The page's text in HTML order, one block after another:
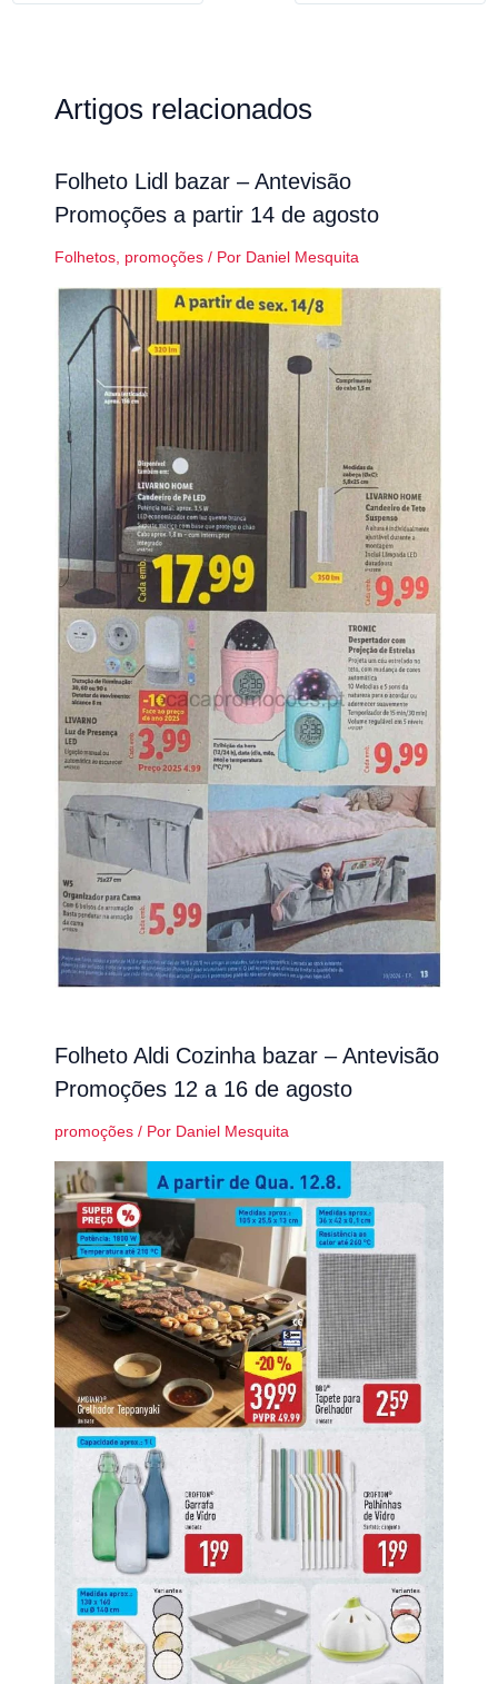
Artigos relacionados
Folheto Lidl bazar – Antevisão
Promoções a partir 14 de agosto
Folhetos, promoções/ Por Daniel Mesquita
Folheto Aldi Cozinha bazar – Antevisão
Promoções 12 a 16 de agosto
promoções/ Por Daniel Mesquita